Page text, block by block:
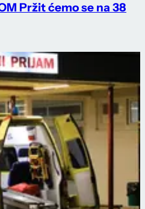
Pržit ćemo se na 38